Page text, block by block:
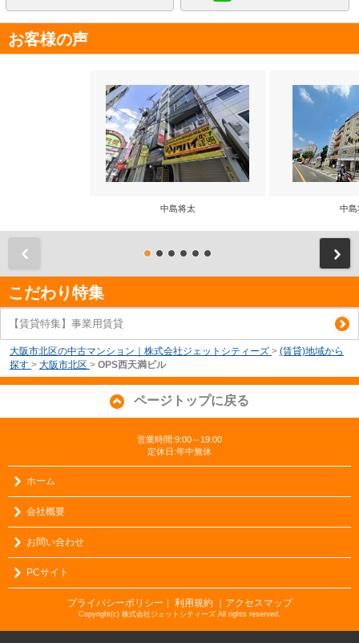
お客様の声
中島将太 中島
こだわり特集
【賃貸特集】事業用賃貸
大阪市北区の中古マンション｜株式会社ジェットシティーズ > (賃貸)地域から
探す > 大阪市北区 > OPS西天満ビル
ページトップに戻る
営業時間:9:00～19:00
定休日:年中無休
ホーム
会社概要
お問い合わせ
PCサイト
プライバシーポリシー 利用規約 ｜アクセスマップ
Copyright(c) 株式会社ジェットシティーズ All rights reserved.